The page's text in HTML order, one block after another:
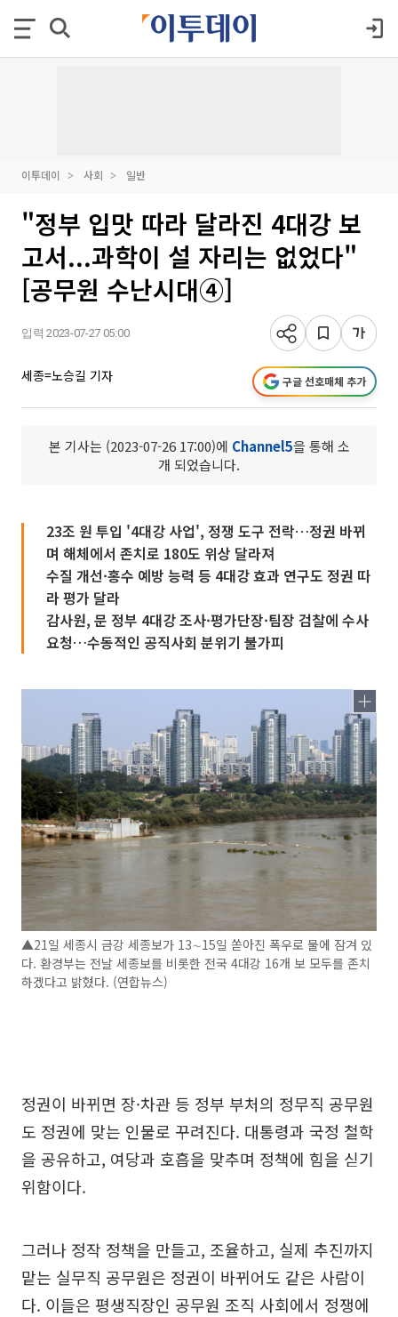
이투데이 사회 일반
"정부 입맛 따라 달라진 4대강 보
고서...과학이 설 자리는 없었다"
[공무원 수난시대④]
입력 2023-07-27 05:00
세종=노승길 기자 구글 선호매체 추가
본 기사는 (2023-07-26 17:00)에 Channel5을 통해 소
개 되었습니다.
23조 원 투입 '4대강 사업', 정쟁 도구 전락…정권 바뀌
며 해체에서 존치로 180도 위상 달라져
수질 개선·홍수 예방 능력 등 4대강 효과 연구도 정권 따
라 평가 달라
감사원, 문 정부 4대강 조사·평가단장·팀장 검찰에 수사
요청…수동적인 공직사회 분위기 불가피
▲21일 세종시 금강 세종보가 13∼15일 쏟아진 폭우로 물에 잠겨 있
다. 환경부는 전날 세종보를 비롯한 전국 4대강 16개 보 모두를 존치
하겠다고 밝혔다. (연합뉴스)
정권이 바뀌면 장·차관 등 정부 부처의 정무직 공무원
도 정권에 맞는 인물로 꾸려진다. 대통령과 국정 철학
을 공유하고, 여당과 호흡을 맞추며 정책에 힘을 싣기
위함이다.
그러나 정작 정책을 만들고, 조율하고, 실제 추진까지
맡는 실무직 공무원은 정권이 바뀌어도 같은 사람이
다. 이들은 평생직장인 공무원 조직 사회에서 정쟁에